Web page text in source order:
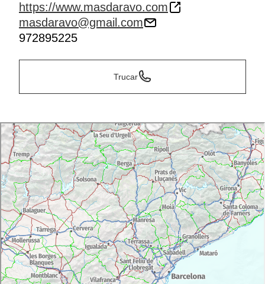
https://www.masdaravo.com
masdaravo@gmail.com
972895225
Trucar